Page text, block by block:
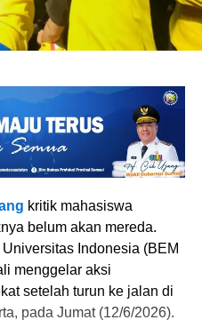
kritik mahasiswa
belum akan mereda.
Indonesia (BEM
menggelar aksi
setelah turun ke jalan di
pada Jumat (12/6/2026).